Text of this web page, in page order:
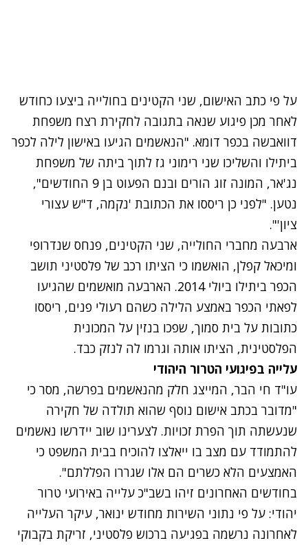
על פי כתב האישום, שני הקטינים בחולייה ביצעו כחודש
לאחר מכן פיגוע שנאה בתגובה לחקירת רצח משפחת
דוואבשה בכפר דומא. "הנאשמים הגיעו באישון לילה לכפר
ביתילו והשליכו שני רימוני גז לתוך ביתה של משפחת
נג'אר, המונה זוג הורים ובנם הפעוט בן 9 החודשים",
נטען. "לפני כן ריססו את הכתובת 'נקמה, ד"ש עצורי
ציון'".
ארבעה מחברי החולייה, שני הקטינים, פנחס שנדרופי
ומיכאל קפלן, הואשמו כי הציתו רכב של פלסטיני תושב
הכפר ביתילו ביולי 2014. הארבעה מואשמים שהגיעו
לפאתי הכפר באמצע הלילה כשהם רעולי פנים, ריססו
כתובות על בית סמוך, שפכו בנזין על המכונית
הפלסטינית, הציתו אותה וגרמו לה לנזק כבד.
עלייה בפיגועי הטרור היהודי
עו"ד חי הבר, המייצג חלק מהנאשמים בפרשה, מסר כי
"מדובר בכתב אישום נוסף שהוא תולדה של חקירה
שנעשתה תוך הפרת זכויות. לצערינו שוב יידרשו נאשמים
להתמודד עם מצב בו ייאלצו להוכיח בבית המשפט כי
האמצעים הלא כשרים הם אלו שגררו הפללתם".
בחודשים האחרונים זיהו בשב"כ עלייה באירועי טרור
יהודי: על פי נתוני השירות מחודש ינואר, עיקר העלייה
לאחרונה נרשמה בפגיעה ברכוש פלסטיני, זריקת בקבוקי